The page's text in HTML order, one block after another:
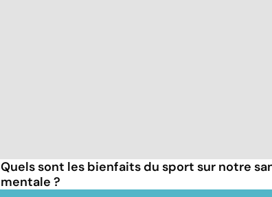
Quels sont les bienfaits du sport sur notre
mentale ?